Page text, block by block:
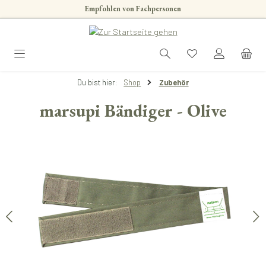
Zum Hauptinhalt springenEmpfohlen von Fachpersonen
Du bist hier: Shop Zubehör
marsupi Bändiger - Olive